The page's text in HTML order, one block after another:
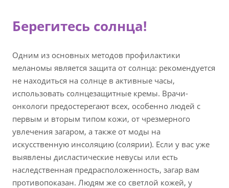
Берегитесь солнца!
Одним из основных методов профилактики
меланомы является защита от солнца: рекомендуется
не находиться на солнце в активные часы,
использовать солнцезащитные кремы. Врачи-
онкологи предостерегают всех, особенно людей с
первым и вторым типом кожи, от чрезмерного
увлечения загаром, а также от моды на
искусственную инсоляцию (солярии). Если у вас уже
выявлены дисластические невусы или есть
наследственная предрасположенность, загар вам
противопоказан. Людям же со светлой кожей, у